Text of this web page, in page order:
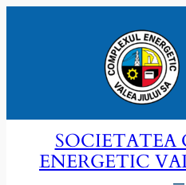
SOCIETATEA
ENERGETIC